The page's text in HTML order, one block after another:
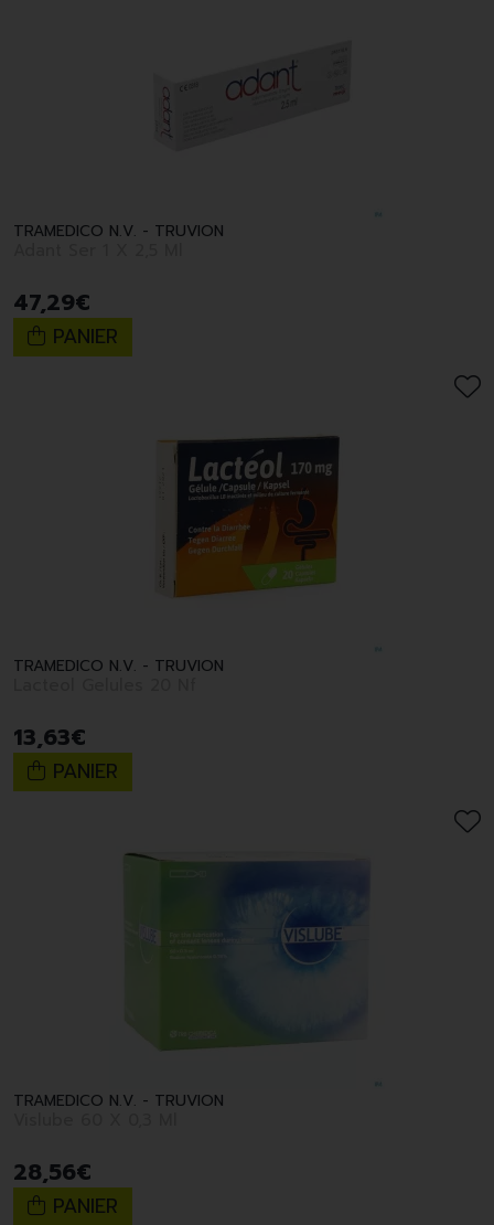
TRAMEDICO N.V. - TRUVION
47,29€
PANIER
TRAMEDICO N.V. - TRUVION
13,63€
PANIER
TRAMEDICO N.V. - TRUVION
28,56€
PANIER